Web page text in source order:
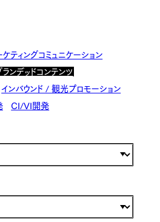
ティングコミュニケーション
ンデッドコンテンツ
インバウンド / 観光プロモーション
CI/VI開発